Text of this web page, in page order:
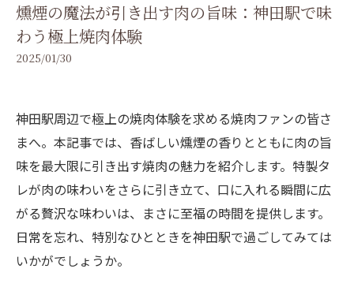
燻煙の魔法が引き出す肉の旨味：神田駅で味
わう極上焼肉体験
2025/01/30
神田駅周辺で極上の焼肉体験を求める焼肉ファンの皆さ
まへ。本記事では、香ばしい燻煙の香りとともに肉の旨
味を最大限に引き出す焼肉の魅力を紹介します。特製タ
レが肉の味わいをさらに引き立て、口に入れる瞬間に広
がる贅沢な味わいは、まさに至福の時間を提供します。
日常を忘れ、特別なひとときを神田駅で過ごしてみては
いかがでしょうか。